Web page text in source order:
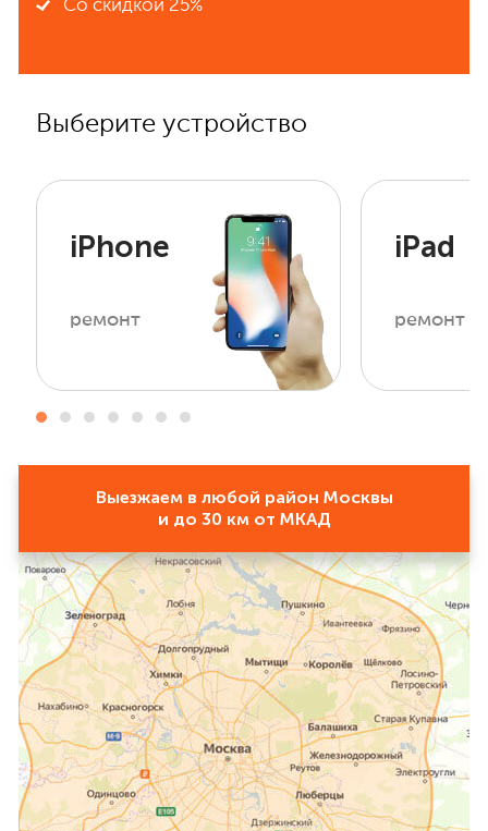
Со скидкой 25%
Выберите устройство
iPhone
ремонт
iPad
ремонт
Выезжаем в любой район Москвы
и до 30 км от МКАД